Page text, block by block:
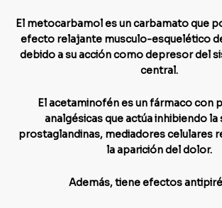
El metocarbamol es un carbamato que
efecto relajante musculo-esquelético
debido a su acción como depresor del
central.
El acetaminofén es un fármaco con
analgésicas que actúa inhibiendo la
prostaglandinas, mediadores celulares
la aparición del dolor.
Además, tiene efectos